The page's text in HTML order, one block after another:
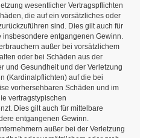
wesentlicher Vertragspflichten
die auf ein vorsätzliches oder
sind. Dies gilt auch für
entgangenen Gewinn.
außer bei vorsätzlichem
oder bei Schäden aus der
und Gesundheit und der Verletzung
(Kardinalpflichten) auf die bei
vorhersehbaren Schäden und im
vertragstypischen
Dies gilt auch für mittelbare
entgangenen Gewinn.
außer bei der Verletzung